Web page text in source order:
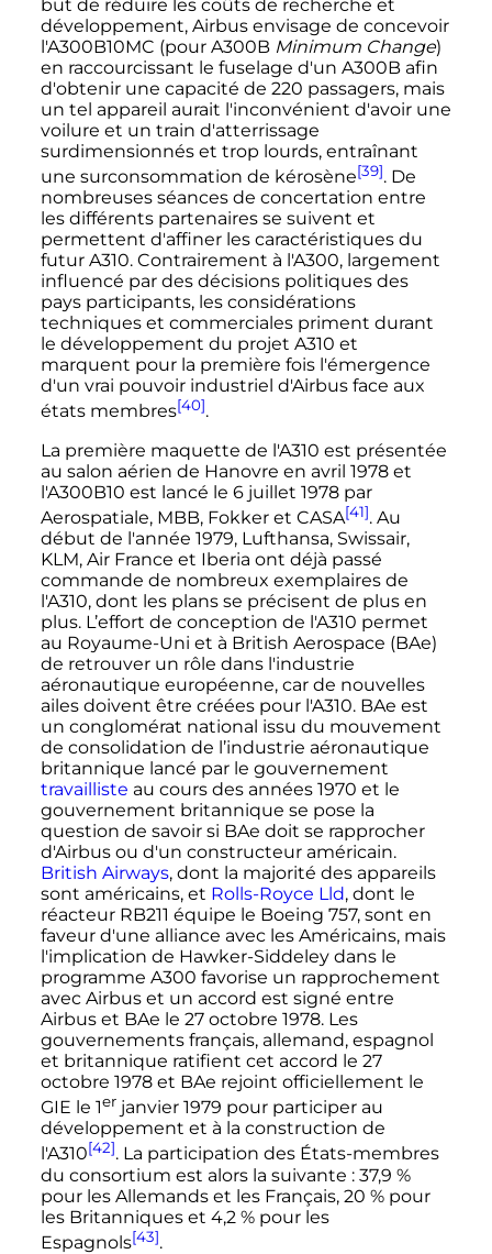
but de réduire les coûts de recherche et
développement, Airbus envisage de concevoir
l'A300B10MC (pour A300B Minimum Change)
en raccourcissant le fuselage d'un A300B afin
d'obtenir une capacité de 220 passagers, mais
un tel appareil aurait l'inconvénient d'avoir une
voilure et un train d'atterrissage
surdimensionnés et trop lourds, entraînant
une surconsommation de kérosène[39]. De
nombreuses séances de concertation entre
les différents partenaires se suivent et
permettent d'affiner les caractéristiques du
futur A310. Contrairement à l'A300, largement
influencé par des décisions politiques des
pays participants, les considérations
techniques et commerciales priment durant
le développement du projet A310 et
marquent pour la première fois l'émergence
d'un vrai pouvoir industriel d'Airbus face aux
états membres[40].
La première maquette de l'A310 est présentée
au salon aérien de Hanovre en avril 1978et
l'A300B10 est lancé le 6 juillet 1978par
Aerospatiale, MBB, Fokker et CASA[41]. Au
début de l'année 1979, Lufthansa, Swissair,
KLM, Air France et Iberia ont déjà passé
commande de nombreux exemplaires de
l'A310, dont les plans se précisent de plus en
plus. L’effort de conception de l'A310 permet
au Royaume-Uni et à British Aerospace (BAe)
de retrouver un rôle dans l'industrie
aéronautique européenne, car de nouvelles
ailes doivent être créées pour l'A310. BAe est
un conglomérat national issu du mouvement
de consolidation de l’industrie aéronautique
britannique lancé par le gouvernement
travailliste au cours des années 1970 et le
gouvernement britannique se pose la
question de savoir si BAe doit se rapprocher
d'Airbus ou d'un constructeur américain.
British Airways, dont la majorité des appareils
sont américains, et Rolls-Royce Lld, dont le
réacteur RB211 équipe le Boeing 757, sont en
faveur d'une alliance avec les Américains, mais
l'implication de Hawker-Siddeley dans le
programme A300 favorise un rapprochement
avec Airbus et un accord est signé entre
Airbus et BAe le 27 octobre 1978. Les
gouvernements français, allemand, espagnol
et britannique ratifient cet accord le 27
octobre 1978et BAe rejoint officiellement le
GIE le 1er janvier 1979 pour participer au
développement et à la construction de
l'A310[42]. La participation des États-membres
du consortium est alors la suivante : 37,9 %
pour les Allemands et les Français, 20 % pour
les Britanniques et 4,2 % pour les
Espagnols[43].